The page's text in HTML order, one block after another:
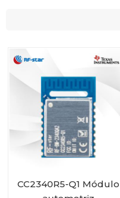
CC2340R5-Q1 Módulo